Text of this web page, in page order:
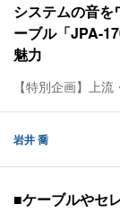
システムの音
ーブル「JPA-
魅力
【特別企画】上
岩井 喬
■ケーブルやセ